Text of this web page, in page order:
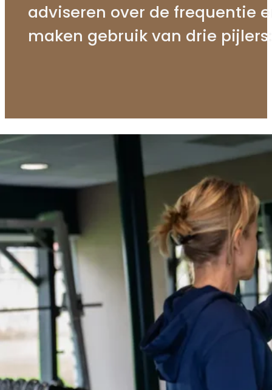
adviseren over de frequentie
maken gebruik van drie